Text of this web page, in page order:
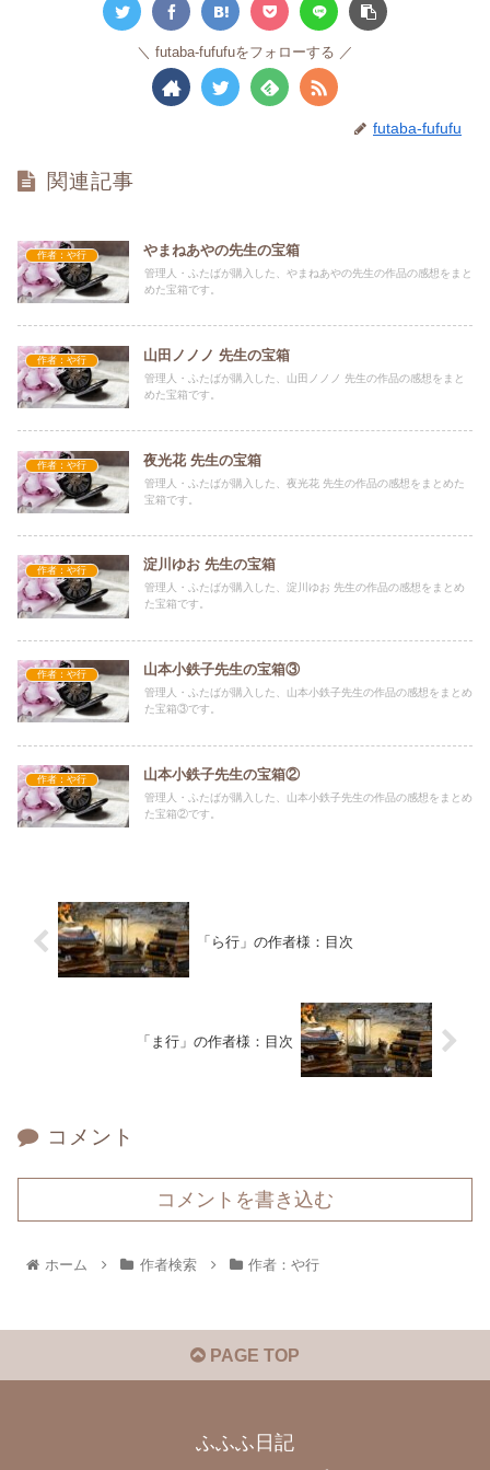
futaba-fufufuをフォローする
futaba-fufufu
関連記事
作者：や行 やまねあやの先生の宝箱
管理人・ふたばが購入した、やまねあやの先生の作品の感想をまと
めた宝箱です。
作者：や行 山田ノノノ 先生の宝箱
管理人・ふたばが購入した、山田ノノノ 先生の作品の感想をまと
めた宝箱です。
作者：や行 夜光花 先生の宝箱
管理人・ふたばが購入した、夜光花 先生の作品の感想をまとめた
宝箱です。
作者：や行 淀川ゆお 先生の宝箱
管理人・ふたばが購入した、淀川ゆお 先生の作品の感想をまとめ
た宝箱です。
作者：や行 山本小鉄子先生の宝箱③
管理人・ふたばが購入した、山本小鉄子先生の作品の感想をまとめ
た宝箱③です。
作者：や行 山本小鉄子先生の宝箱②
管理人・ふたばが購入した、山本小鉄子先生の作品の感想をまとめ
た宝箱②です。
「ら行」の作者様：目次
「ま行」の作者様：目次
コメント
コメントを書き込む
ホーム 作者検索 作者：や行
PAGE TOP
ふふふ日記